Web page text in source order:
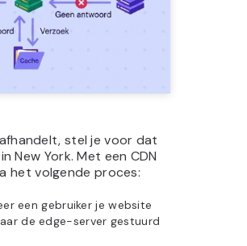
stel je voor dat
New York. Met een CDN
het volgende proces:
een gebruiker je website
de edge-server gestuurd